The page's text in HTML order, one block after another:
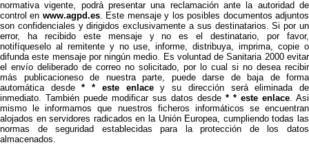
normativa vigente, podrá presentar una reclamación ante la autoridad de
control en www.agpd.es. Este mensaje y los posibles documentos adjuntos
son confidenciales y dirigidos exclusivamente a sus destinatarios. Si por un
error, ha recibido este mensaje y no es el destinatario, por favor,
notifíqueselo al remitente y no use, informe, distribuya, imprima, copie o
difunda este mensaje por ningún medio. Es voluntad de Sanitaria 2000 evitar
el envío deliberado de correo no solicitado, por lo cual si no desea recibir
más publicacioneso de nuestra parte, puede darse de baja de forma
automática desde* * este enlacey su dirección será eliminada de
inmediato. También puede modificar sus datos desde * * este enlace . Asi
mismo le informamos que nuestros ficheros informáticos se encuentran
alojados en servidores radicados en la Unión Europea, cumpliendo todas las
normas de seguridad establecidas para la protección de los datos
almacenados.